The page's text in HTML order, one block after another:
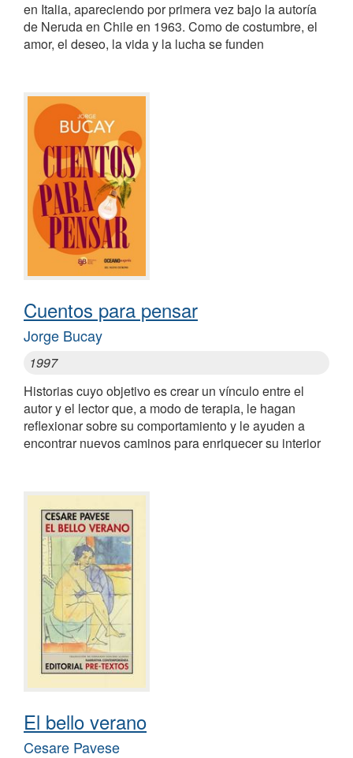
en Italia, apareciendo por primera vez bajo la autoría
de Neruda en Chile en 1963. Como de costumbre, el
amor, el deseo, la vida y la lucha se funden
Cuentos para pensar
Jorge Bucay
1997
Historias cuyo objetivo es crear un vínculo entre el
autor y el lector que, a modo de terapia, le hagan
reflexionar sobre su comportamiento y le ayuden a
encontrar nuevos caminos para enriquecer su interior
El bello verano
Cesare Pavese